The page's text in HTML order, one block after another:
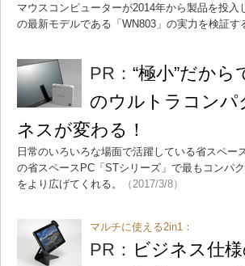
マウスコンピューターが2014年から製品を投
の最新モデルである「WN803」の実力を検証す
PR： “極小”だか
のウルトラコンパ
ネスが変わる！
日常のいろいろな場面で活躍している省スペ
の省スペースPC「STシリーズ」で最もコンパ
をより広げてくれる。
（2017/3/8）
マルチに使える2in1：
PR： ビジネス仕